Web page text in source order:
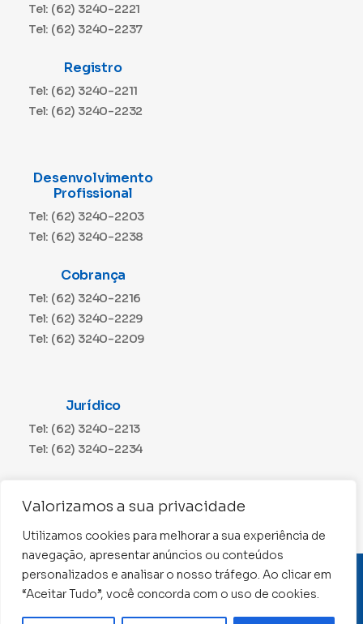
Valorizamos a sua privacidade
Utilizamos cookies para melhorar a sua experiência de
navegação, apresentar anúncios ou conteúdos
personalizados e analisar o nosso tráfego. Ao clicar em
“Aceitar Tudo”, você concorda com o uso de cookies.
Tel: (62) 3240-2221
Tel: (62) 3240-2237
Registro
Tel: (62) 3240-2211
Tel: (62) 3240-2232
Desenvolvimento
Profissional
Tel: (62) 3240-2203
Tel: (62) 3240-2238
Cobrança
Tel: (62) 3240-2216
Tel: (62) 3240-2229
Tel: (62) 3240-2209
Jurídico
Tel: (62) 3240-2213
Tel: (62) 3240-2234
Tel: (62) 3240-2230
CNPJ: 01.015.676/0001-11
Conselho Regional de Contabilidade de Goiás 2022 –
Todos os direitos reservados